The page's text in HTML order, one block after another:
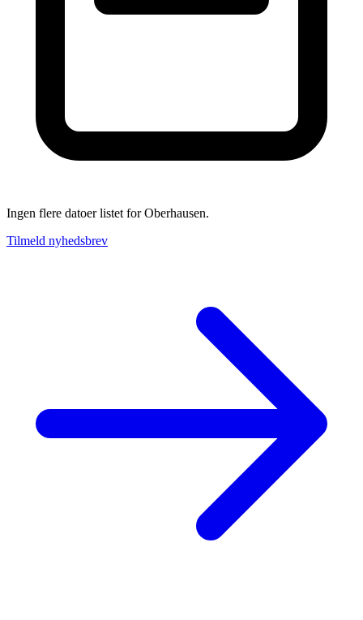
Ingen flere datoer listet for Oberhausen.
Tilmeld nyhedsbrev